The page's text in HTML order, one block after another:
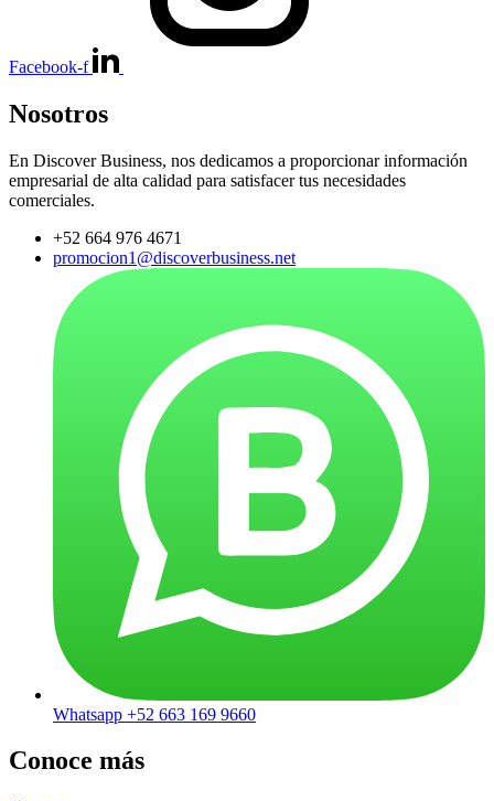
Facebook-f
Nosotros
En Discover Business, nos dedicamos a proporcionar información
empresarial de alta calidad para satisfacer tus necesidades
comerciales.
+52 664 976 4671
promocion1@discoverbusiness.net
Whatsapp +52 663 169 9660
Conoce más